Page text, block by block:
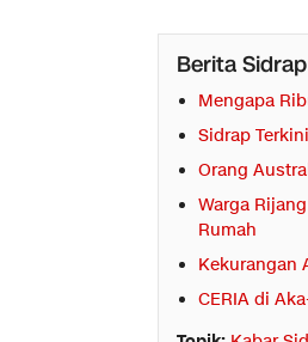
Berita
Mengapa
Sidrap
Orang
Warga
Rumah
Kekurangan
CERIA di